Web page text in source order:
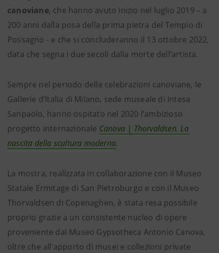
canoviane, che hanno avuto inizio nel luglio 2019 – a
200 anni dalla posa della prima pietra del Tempio di
Possagno - e che si concluderanno il 13 ottobre 2022,
data che segna i due secoli dalla morte dell’artista.
Sempre nel periodo delle celebrazioni canoviane, le
Gallerie d’Italia di Milano, sede museale di Intesa
Sanpaolo, hanno ospitato nel 2020 l’ambizioso
progetto internazionale Canova | Thorvaldsen. La
nascita della scultura moderna.
La mostra, realizzata in collaborazione con il Museo
Statale Ermitage di San Pietroburgo e con il Museo
Thorvaldsen di Copenaghen, è stata resa possibile
proprio grazie a un consistente nucleo di opere
proveniente dal Museo Gypsotheca Antonio Canova,
oltre che all’apporto di musei e collezioni private